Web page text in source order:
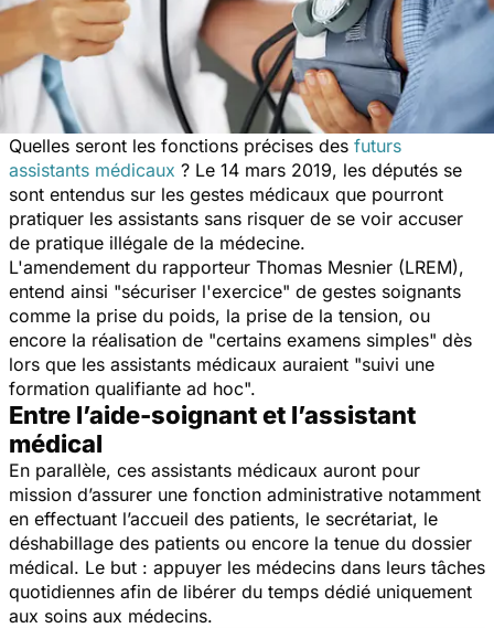
Quelles seront les fonctions précises des futurs
assistants médicaux ? Le 14 mars 2019, les députés se
sont entendus sur les gestes médicaux que pourront
pratiquer les assistants sans risquer de se voir accuser
de pratique illégale de la médecine.
L'amendement du rapporteur Thomas Mesnier (LREM),
entend ainsi "sécuriser l'exercice" de gestes soignants
comme la prise du poids, la prise de la tension, ou
encore la réalisation de "certains examens simples" dès
lors que les assistants médicaux auraient "suivi une
formation qualifiante ad hoc".
Entre l’aide-soignant et l’assistant
médical
En parallèle, ces assistants médicaux auront pour
mission d’assurer une fonction administrative notamment
en effectuant l’accueil des patients, le secrétariat, le
déshabillage des patients ou encore la tenue du dossier
médical. Le but : appuyer les médecins dans leurs tâches
quotidiennes afin de libérer du temps dédié uniquement
aux soins aux médecins.